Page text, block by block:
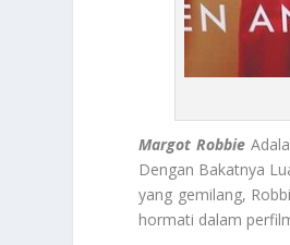
Margot Robbie
Dengan Bakatnya
yang gemilang,
hormati dalam